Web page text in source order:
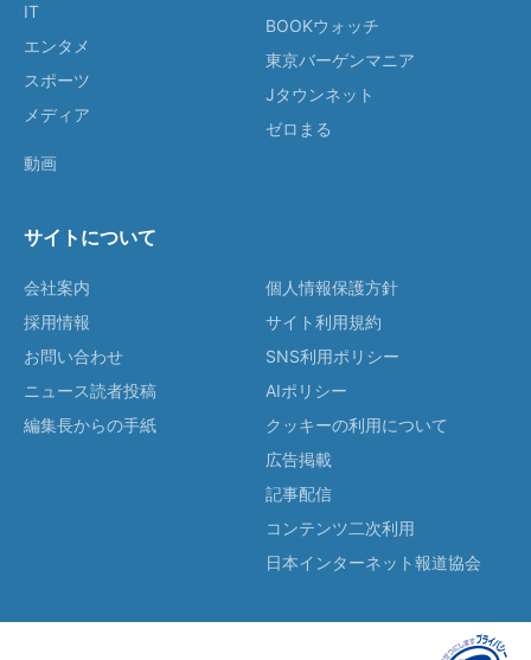
IT
エンタメ
スポーツ
メディア
動画
BOOKウォッチ
東京バーゲンマニア
Jタウンネット
ゼロまる
サイトについて
会社案内
採用情報
お問い合わせ
ニュース読者投稿
編集長からの手紙
個人情報保護方針
サイト利用規約
SNS利用ポリシー
AIポリシー
クッキーの利用について
広告掲載
記事配信
コンテンツ二次利用
日本インターネット報道協会